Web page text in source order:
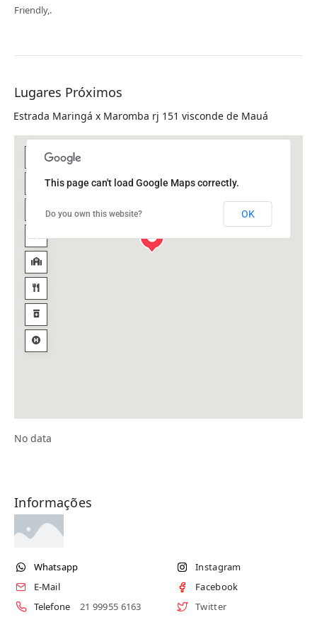
Friendly,.
Lugares Próximos
Estrada Maringá x Maromba rj 151 visconde de Mauá
This page can't load Google Maps correctly.
Do you own this website? OK
No data
Informações
Whatsapp
E-Mail
Telefone
21 99955 6163
Instagram
Facebook
Twitter